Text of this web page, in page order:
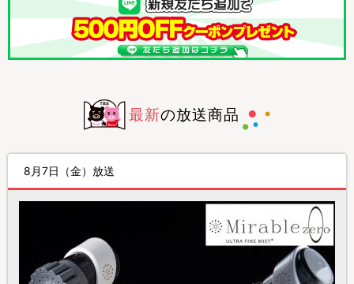
最新の放送商品
8月7日（金）放送